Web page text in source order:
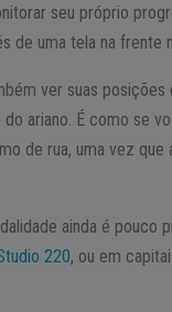
seu próprio
de uma tela na frente
ver suas
ariano. É como se
de rua, uma vez
ainda é pouco
220, ou em